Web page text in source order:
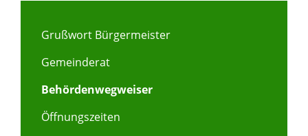
Grußwort Bürgermeister
Gemeinderat
Behördenwegweiser
Öffnungszeiten